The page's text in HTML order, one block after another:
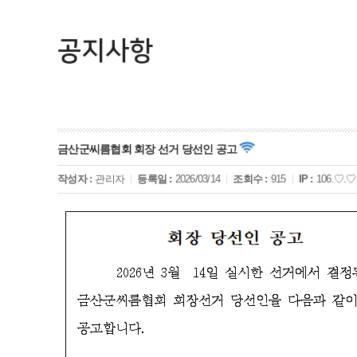
공지사항
금산군씨름협회 회장 선거 당선인 공고
작성자 : 관리자 등록일 : 2026/03/14 조회수 : 915 IP :